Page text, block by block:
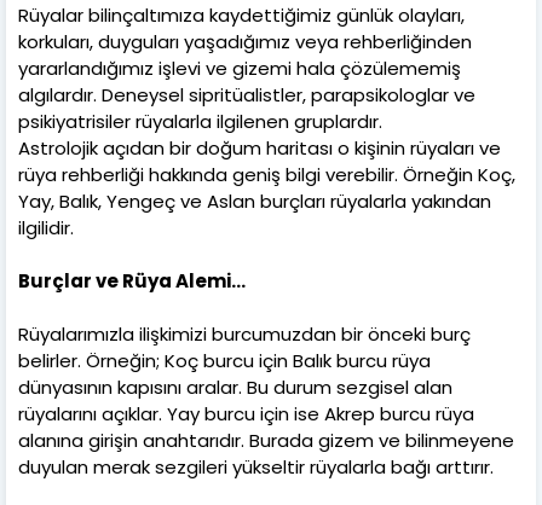
Rüyalar bilinçaltımıza kaydettiğimiz günlük olayları,
korkuları, duyguları yaşadığımız veya rehberliğinden
yararlandığımız işlevi ve gizemi hala çözülememiş
algılardır. Deneysel sipritüalistler, parapsikologlar ve
psikiyatrisiler rüyalarla ilgilenen gruplardır.
Astrolojik açıdan bir doğum haritası o kişinin rüyaları ve
rüya rehberliği hakkında geniş bilgi verebilir. Örneğin Koç,
Yay, Balık, Yengeç ve Aslan burçları rüyalarla yakından
ilgilidir.
Burçlar ve Rüya Alemi…
Rüyalarımızla ilişkimizi burcumuzdan bir önceki burç
belirler. Örneğin; Koç burcu için Balık burcu rüya
dünyasının kapısını aralar. Bu durum sezgisel alan
rüyalarını açıklar. Yay burcu için ise Akrep burcu rüya
alanına girişin anahtarıdır. Burada gizem ve bilinmeyene
duyulan merak sezgileri yükseltir rüyalarla bağı arttırır.